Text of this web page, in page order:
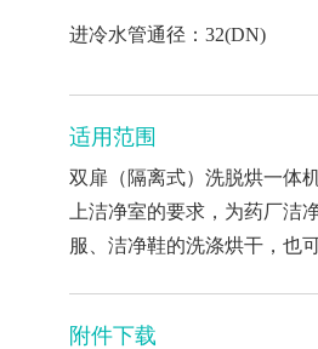
进冷水管通径：32(DN)
适用范围
双扉（隔离式）洗脱烘一体
上洁净室的要求，为药厂
服、洁净鞋的洗涤烘干，也
附件下载